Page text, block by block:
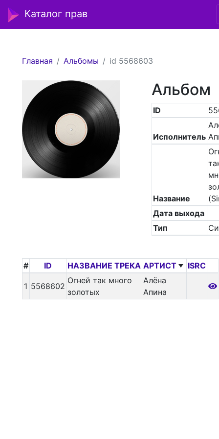
Каталог прав
Главная Альбомы id 5568603
Альбом
ID
Исполнитель
Название
Дата выхода
Тип
# ID НАЗВАНИЕ ТРЕКА АРТИСТ ISRC
1 5568602
Огней так много
золотых
Алёна
Апина